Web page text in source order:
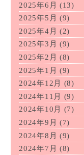
2025年6月 (13)
2025年5月 (9)
2025年4月 (2)
2025年3月 (9)
2025年2月 (8)
2025年1月 (9)
2024年12月
(8)
2024年11月
(9)
2024年10月
(7)
2024年9月 (7)
2024年8月 (9)
2024年7月 (8)